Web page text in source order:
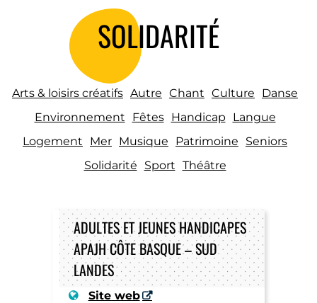
SOLIDARITÉ
Arts & loisirs créatifs Autre Chant Culture
Danse
Environnement
Fêtes Handicap
Langue
Logement
Mer Musique Patrimoine
Seniors
Solidarité
Sport Théâtre
ADULTES ET JEUNES HANDICAPES
APAJH CÔTE BASQUE – SUD
LANDES
Site web